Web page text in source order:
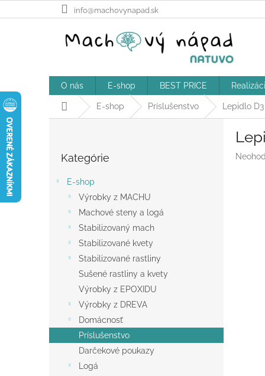
na
info@machovynapad.sk
O nás E-shop BEST PRICE
DomovE-shop Príslušenstvo Lepidlo D3
kategórie
Kategórie
E-shop
Výrobky z MACHU
Machové steny a logá
Stabilizovaný mach
Stabilizované kvety
Stabilizované rastliny
Sušené rastliny a kvety
Výrobky z EPOXIDU
Výrobky z DREVA
Domácnosť
Príslušenstvo
Darčekové poukazy
Logá